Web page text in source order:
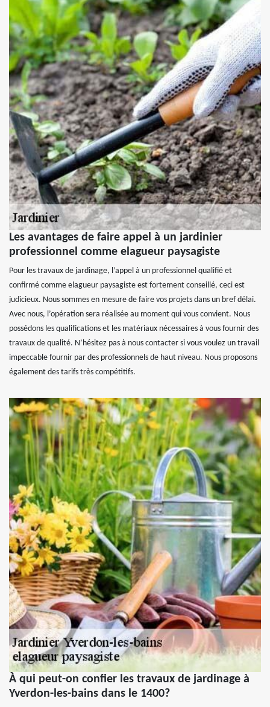
Les avantages de faire appel à un jardinier
professionnel comme elagueur paysagiste
Pour les travaux de jardinage, l’appel à un professionnel qualifié et
confirmé comme elagueur paysagiste est fortement conseillé, ceci est
judicieux. Nous sommes en mesure de faire vos projets dans un bref délai.
Avec nous, l’opération sera réalisée au moment qui vous convient. Nous
possédons les qualifications et les matériaux nécessaires à vous fournir des
travaux de qualité. N’hésitez pas à nous contacter si vous voulez un travail
impeccable fournir par des professionnels de haut niveau. Nous proposons
également des tarifs très compétitifs.
À qui peut-on confier les travaux de jardinage à
Yverdon-les-bains dans le 1400?